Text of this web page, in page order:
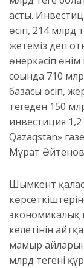
асты.
өсіп, 214 млрд
жетеміз деп
өнеркәсіп
соңында 710
базасы өсіп,
теңгеден 150
инвестиция 1,2
Qazaqstan»
Мұрат
Шымкент
экономикалық
келетінін
мамыр
млрд теңгені